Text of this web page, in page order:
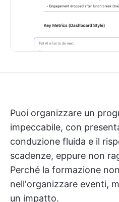
Puoi organizzare un
impeccabile, con
conduzione fluida e il
scadenze, eppure non
Perché la formazione
nell'organizzare eventi,
un impatto.